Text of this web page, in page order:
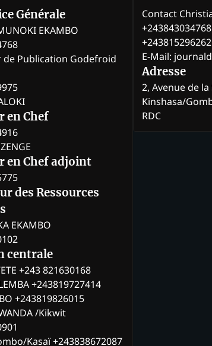
Générale
EKAMBO
de Publication Godefroid
en Chef
en Chef adjoint
des Ressources
EKAMBO
centrale
+243 821630168
+243819727414
+243819826015
/Kikwit
Kasaï +243838672087
Contact
+243843034768
+243815296262
E-Mail:
Adresse
2, Avenue de la
Kinshasa/
RDC